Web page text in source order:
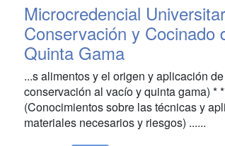
Microcredencial
Conservación y Cocinado
Quinta Gama
...s alimentos y el origen y aplicación
conservación al vacío y quinta gama) *
(Conocimientos sobre las técnicas y
materiales necesarios y riesgos) ......